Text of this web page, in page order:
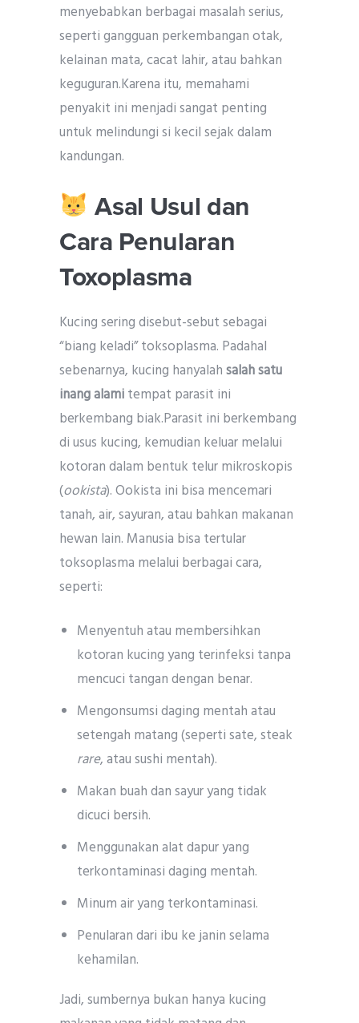
menyebabkan berbagai masalah serius,
seperti gangguan perkembangan otak,
kelainan mata, cacat lahir, atau bahkan
keguguran.Karena itu, memahami
penyakit ini menjadi sangat penting
untuk melindungi si kecil sejak dalam
kandungan.
Asal Usul dan
Cara Penularan
Toxoplasma
Kucing sering disebut-sebut sebagai
“biang keladi” toksoplasma. Padahal
sebenarnya, kucing hanyalahsalah satu
inang alamitempat parasit ini
berkembang biak.Parasit ini berkembang
di usus kucing, kemudian keluar melalui
kotoran dalam bentuk telur mikroskopis
(ookista). Ookista ini bisa mencemari
tanah, air, sayuran, atau bahkan makanan
hewan lain. Manusia bisa tertular
toksoplasma melalui berbagai cara,
seperti:
Menyentuh atau membersihkan
kotoran kucing yang terinfeksi tanpa
mencuci tangan dengan benar.
Mengonsumsi daging mentah atau
setengah matang (seperti sate, steak
rare, atau sushi mentah).
Makan buah dan sayur yang tidak
dicuci bersih.
Menggunakan alat dapur yang
terkontaminasi daging mentah.
Minum air yang terkontaminasi.
Penularan dari ibu ke janin selama
kehamilan.
Jadi, sumbernya bukan hanya kucing